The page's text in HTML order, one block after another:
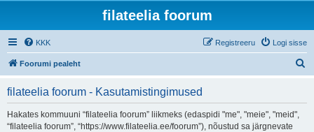
filateelia foorum
KKK Logi sisse
Registreeru
Foorumi pealeht
filateelia foorum - Kasutamistingimused
Hakates kommuuni “filateelia foorum” liikmeks (edaspidi "me", "meie", "meid",
“filateelia foorum”, “https://www.filateelia.ee/foorum”), nõustud sa järgnevate